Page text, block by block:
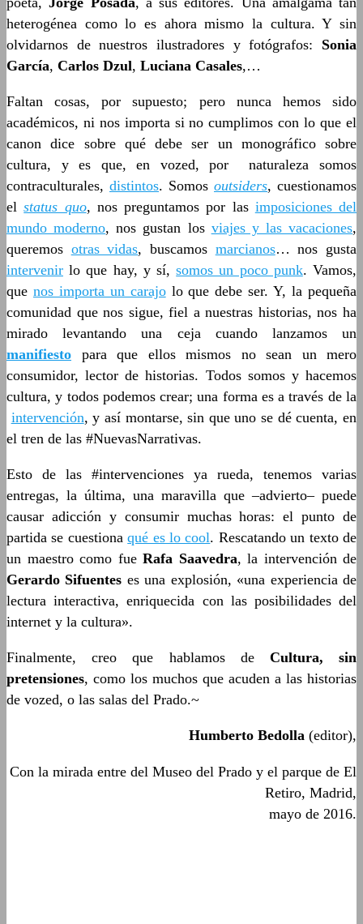
heterogénea como lo es ahora mismo la cultura. Y sin
olvidarnos de nuestros ilustradores y fotógrafos: Sonia
García, Carlos Dzul, Luciana Casales,…
Faltan cosas, por supuesto; pero nunca hemos sido
académicos, ni nos importa si no cumplimos con lo que el
canon dice sobre qué debe ser un monográfico sobre
cultura, y es que, en vozed, por naturaleza somos
contraculturales, distintos. Somos outsiders, cuestionamos
elstatus quo, nos preguntamos por las imposiciones del
mundo moderno, nos gustan los viajes y las vacaciones,
queremos otras vidas, buscamos marcianos… nos gusta
intervenir lo que hay, y sí,somos un poco punk. Vamos,
que nos importa un carajolo que debe ser. Y, la pequeña
comunidad que nos sigue, fiel a nuestras historias, nos ha
mirado levantando una ceja cuando lanzamos un
manifiesto para que ellos mismos no sean un mero
consumidor, lector de historias. Todos somos y hacemos
cultura, y todos podemos crear; una forma es a través de la
intervención, y así montarse, sin que uno se dé cuenta, en
el tren de las #NuevasNarrativas.
Esto de las #intervenciones ya rueda, tenemos varias
entregas, la última, una maravilla que ­–advierto– puede
causar adicción y consumir muchas horas: el punto de
partida se cuestionaqué es lo cool. Rescatando un texto de
un maestro como fue Rafa Saavedra, la intervención de
Gerardo Sifuentes es una explosión, «una experiencia de
lectura interactiva, enriquecida con las posibilidades del
internet y la cultura».
Finalmente, creo que hablamos de Cultura, sin
pretensiones, como los muchos que acuden a las historias
de vozed, o las salas del Prado.~
Humberto Bedolla (editor),
Con la mirada entre del Museo del Prado y el parque de El
Retiro, Madrid,
mayo de 2016.